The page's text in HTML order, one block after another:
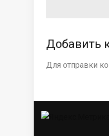
Добавить
Для отправки